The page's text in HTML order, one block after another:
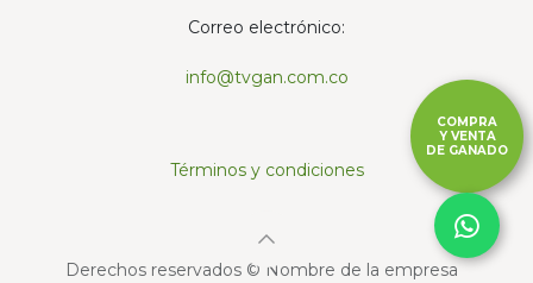
Correo electrónico:
info@tvgan.com.co
Términos y condiciones
Derechos reservados © Nombre de la empresa
COMPRA
Y VENTA
DE GANADO